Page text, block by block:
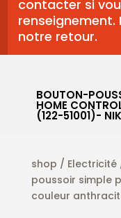
contacter si
renseignement.
notre retour.
BOUTON-
HOME
(122-51001)-
shop / Electricité
poussoir simple
couleur